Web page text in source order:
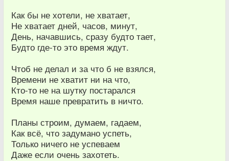
Как бы не хотели, не хватает,
Не хватает дней, часов, минут,
День, начавшись, сразу будто тает,
Будто где-то это время ждут.
Чтоб не делал и за что б не взялся,
Времени не хватит ни на что,
Кто-то не на шутку постарался
Время наше превратить в ничто.
Планы строим, думаем, гадаем,
Как всё, что задумано успеть,
Только ничего не успеваем
Даже если очень захотеть.